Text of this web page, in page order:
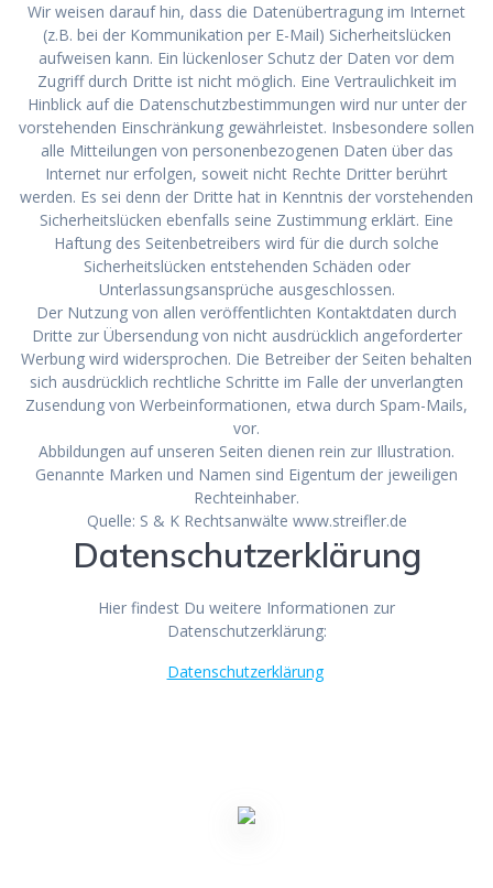
Wir weisen darauf hin, dass die Datenübertragung im Internet
(z.B. bei der Kommunikation per E-Mail) Sicherheitslücken
aufweisen kann. Ein lückenloser Schutz der Daten vor dem
Zugriff durch Dritte ist nicht möglich. Eine Vertraulichkeit im
Hinblick auf die Datenschutzbestimmungen wird nur unter der
vorstehenden Einschränkung gewährleistet. Insbesondere sollen
alle Mitteilungen von personenbezogenen Daten über das
Internet nur erfolgen, soweit nicht Rechte Dritter berührt
werden. Es sei denn der Dritte hat in Kenntnis der vorstehenden
Sicherheitslücken ebenfalls seine Zustimmung erklärt. Eine
Haftung des Seitenbetreibers wird für die durch solche
Sicherheitslücken entstehenden Schäden oder
Unterlassungsansprüche ausgeschlossen.
Der Nutzung von allen veröffentlichten Kontaktdaten durch
Dritte zur Übersendung von nicht ausdrücklich angeforderter
Werbung wird widersprochen. Die Betreiber der Seiten behalten
sich ausdrücklich rechtliche Schritte im Falle der unverlangten
Zusendung von Werbeinformationen, etwa durch Spam-Mails,
vor.
Abbildungen auf unseren Seiten dienen rein zur Illustration.
Genannte Marken und Namen sind Eigentum der jeweiligen
Rechteinhaber.
Quelle: S & K Rechtsanwälte www.streifler.de
Datenschutzerklärung
Hier findest Du weitere Informationen zur
Datenschutzerklärung:
Datenschutzerklärung